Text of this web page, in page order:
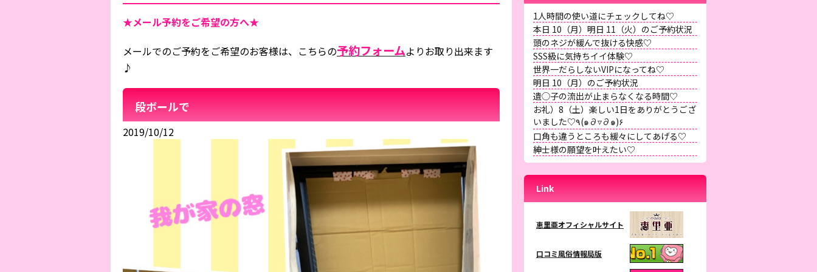
★メール予約をご希望の方へ★
メールでのご予約をご希望のお客様は、こちらの予約フォームよりお取り出来ます
♪
段ボールで
2019/10/12
1人時間の使い道にチェックしてね♡
本日 10（月）明日 11（火）のご予約状況
頭のネジが緩んで抜ける快感♡
SSS級に気持ちイイ体験♡
世界一だらしないVIPになってね♡
明日 10（月）のご予約状況
遺◯子の流出が止まらなくなる時間♡
お礼）8（土）楽しい1日をありがとうござ
いました♡٩(๑∂▿∂๑)۶
口角も違うところも緩々にしてあげる♡
紳士様の願望を叶えたい♡
Link
恵里亜オフィシャルサイト
口コミ風俗情報局版